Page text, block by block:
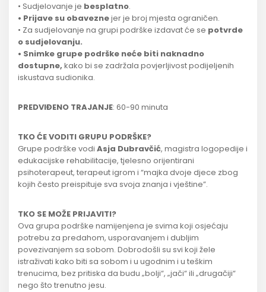
• Sudjelovanje je besplatno.
• Prijave su obaveznejer je broj mjesta ograničen.
• Za sudjelovanje na grupi podrške izdavat će se potvrde
o sudjelovanju.
• Snimke grupe podrške neće biti naknadno
dostupne, kako bi se zadržala povjerljivost podijeljenih
iskustava sudionika.
PREDVIĐENO TRAJANJE: 60-90 minuta
TKO ĆE VODITI GRUPU PODRŠKE?
Grupe podrške vodi Asja Dubravčić, magistra logopedije i
edukacijske rehabilitacije, tjelesno orijentirani
psihoterapeut, terapeut igrom i “majka dvoje djece zbog
kojih često preispituje sva svoja znanja i vještine”.
TKO SE MOŽE PRIJAVITI?
Ova grupa podrške namijenjena je svima koji osjećaju
potrebu za predahom, usporavanjem i dubljim
povezivanjem sa sobom. Dobrodošli su svi koji žele
istraživati kako biti sa sobom i u ugodnim i u teškim
trenucima, bez pritiska da budu „bolji“, „jači“ ili „drugačiji“
nego što trenutno jesu.